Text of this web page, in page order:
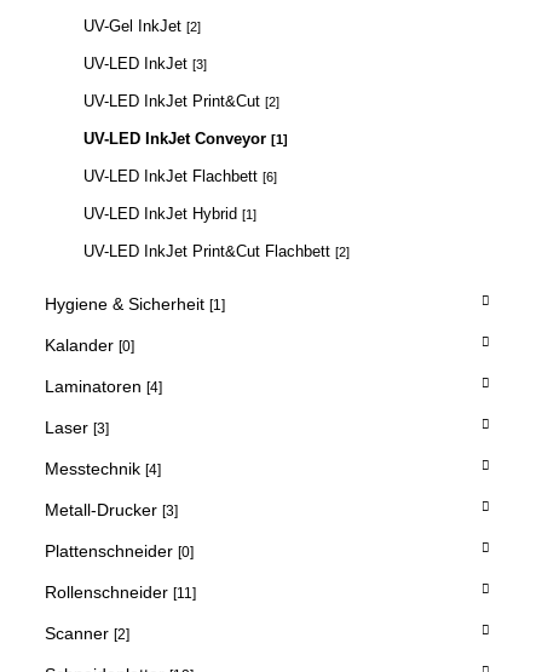
UV-Gel InkJet [2]
UV-LED InkJet [3]
UV-LED InkJet Print&Cut [2]
UV-LED InkJet Conveyor [1]
UV-LED InkJet Flachbett [6]
UV-LED InkJet Hybrid [1]
UV-LED InkJet Print&Cut Flachbett [2]
Hygiene & Sicherheit [1]
Kalander [0]
Laminatoren [4]
Laser [3]
Messtechnik [4]
Metall-Drucker [3]
Plattenschneider [0]
Rollenschneider [11]
Scanner [2]